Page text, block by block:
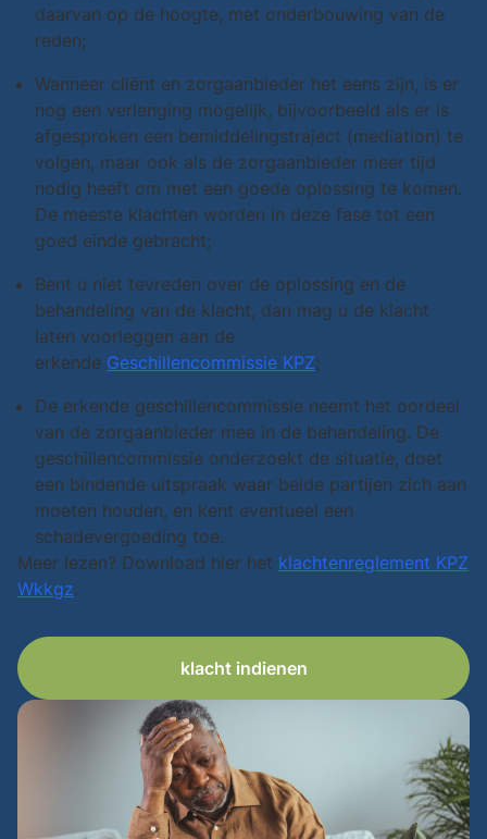
daarvan op de hoogte, met onderbouwing van de
reden;
Wanneer cliënt en zorgaanbieder het eens zijn, is er
nog een verlenging mogelijk, bijvoorbeeld als er is
afgesproken een bemiddelingstraject (mediation) te
volgen, maar ook als de zorgaanbieder meer tijd
nodig heeft om met een goede oplossing te komen.
De meeste klachten worden in deze fase tot een
goed einde gebracht;
Bent u niet tevreden over de oplossing en de
behandeling van de klacht, dan mag u de klacht
laten voorleggen aan de
erkende Geschillencommissie KPZ;
De erkende geschillencommissie neemt het oordeel
van de zorgaanbieder mee in de behandeling. De
geschillencommissie onderzoekt de situatie, doet
een bindende uitspraak waar beide partijen zich aan
moeten houden, en kent eventueel een
schadevergoeding toe.
Meer lezen? Download hier het klachtenreglement KPZ
Wkkgz.
klacht indienen